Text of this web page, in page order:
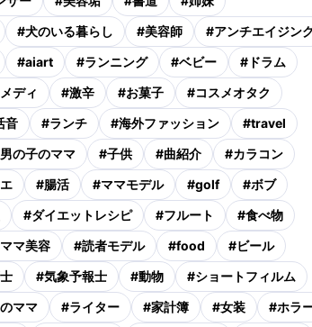
#犬のいる暮らし #美容師 #アンチエイジン
#aiart #ランニング #ベビー # ドラム
ディ #激辛 #お菓子 #コスメオタク
音 #ランチ #海外ファッション #travel
男の子のママ #子供 #曲紹介 #カラコン
#腸活 #ママモデル #golf #ボブ
#ダイエットレシピ #フルート #食べ物
ママ美容 #読者モデル #food #ビール
#気象予報士 #動物 #ショートフィルム
ママ #ライター #家計簿 #女装 #ホラ